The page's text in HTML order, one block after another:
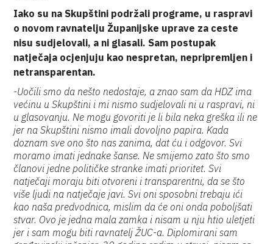
Iako su na Skupštini podržali programe, u raspravi
o novom ravnatelju Županijske uprave za ceste
nisu sudjelovali, a ni glasali. Sam postupak
natječaja ocjenjuju kao nespretan, nepripremljen i
netransparentan.
-Uočili smo da nešto nedostaje, a znao sam da HDZ ima
većinu u Skupštini i mi nismo sudjelovali ni u raspravi, ni
u glasovanju. Ne mogu govoriti je li bila neka greška ili ne
jer na Skupštini nismo imali dovoljno papira. Kada
doznam sve ono što nas zanima, dat ću i odgovor. Svi
moramo imati jednake šanse. Ne smijemo zato što smo
članovi jedne političke stranke imati prioritet. Svi
natječaji moraju biti otvoreni i transparentni, da se što
više ljudi na natječaje javi. Svi oni sposobni trebaju ići
kao naša predvodnica, mislim da će oni onda poboljšati
stvar. Ovo je jedna mala zamka i nisam u nju htio uletjeti
jer i sam mogu biti ravnatelj ŽUC-a. Diplomirani sam